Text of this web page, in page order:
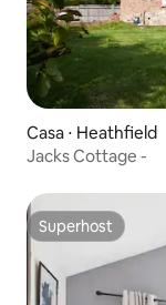
Casa ⋅ Heathfield
Jacks Cottage -
Superhost
Superhost